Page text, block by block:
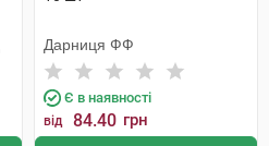
Дарниця ФФ
Є в наявності
від 84.40 грн